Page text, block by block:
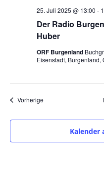
Der Radio
Huber
25. Juli 2025 @ 13:00 -
ORF Burgenland
Eisenstadt, Burgenland,
VorherigeVeranstaltungen
Kalender